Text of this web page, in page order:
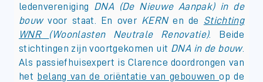
ledenvereniging DNA (De Nieuwe Aanpak) in de
bouwvoor staat. En over KERNen de Stichting
WNR
(Woonlasten Neutrale Renovatie). Beide
stichtingen zijn voortgekomen uit DNA in de bouw.
Als passiefhuisexpert is Clarence doordrongen van
het belang van de oriëntatie van gebouwenop de